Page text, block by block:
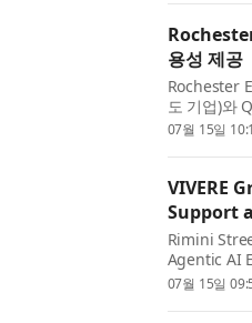
용성 제공
Rochester
도 기업)와
전 세계 유
07월 15일
VIVERE
Support
Rimini
Agentic AI
provider
07월 15일